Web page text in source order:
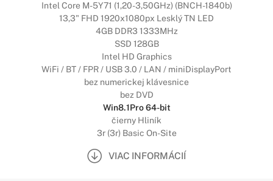
Intel Core M-5Y71 (1,20-3,50GHz) (BNCH-1840b)
13,3" FHD 1920x1080px Lesklý TN LED
4GB DDR3 1333MHz
SSD 128GB
Intel HD Graphics
WiFi / BT / FPR / USB 3.0 / LAN / miniDisplayPort
bez numerickej klávesnice
bez DVD
Win8.1Pro 64-bit
čierny Hliník
3r (3r) Basic On-Site
VIAC INFORMÁCIÍ